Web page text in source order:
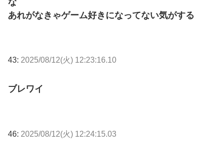
あれがなきゃゲーム好きになってない気がする
43: 2025/08/12(火) 12:23:16.10
ブレワイ
46: 2025/08/12(火) 12:24:15.03